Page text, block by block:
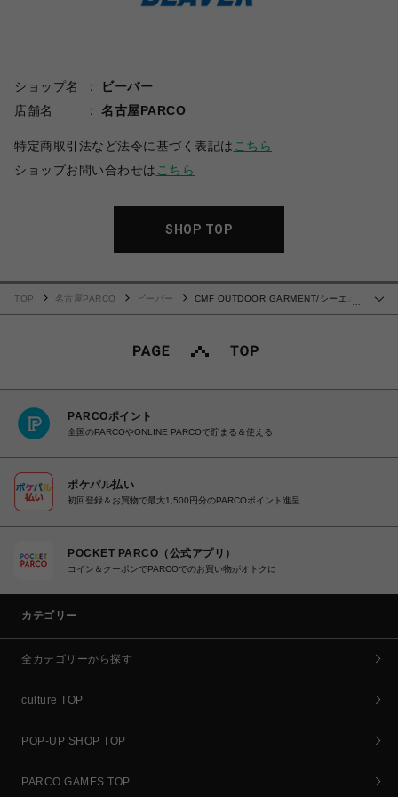
ショップ名
ビーバー
店舗名
名古屋PARCO
特定商取引法など法令に基づく表記は こちら
ショップお問い合わせは こちら
SHOP TOP
…
TOP 名古屋PARCO ビーバー
CMF OUTDOOR GARMENT/シーエム
PARCOポイント
全国のPARCOやONLINE PARCOで貯まる＆使える
ポケパル払い
初回登録＆お買物で最大1,500円分のPARCOポイント進呈
POCKET PARCO（公式アプリ）
コイン＆クーポンでPARCOでのお買い物がオトクに
カテゴリー
全カテゴリーから探す
culture TOP
POP-UP SHOP TOP
PARCO GAMES TOP